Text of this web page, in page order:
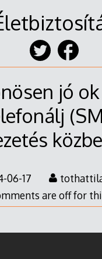
jó
06-172014-
06-
17
are off for